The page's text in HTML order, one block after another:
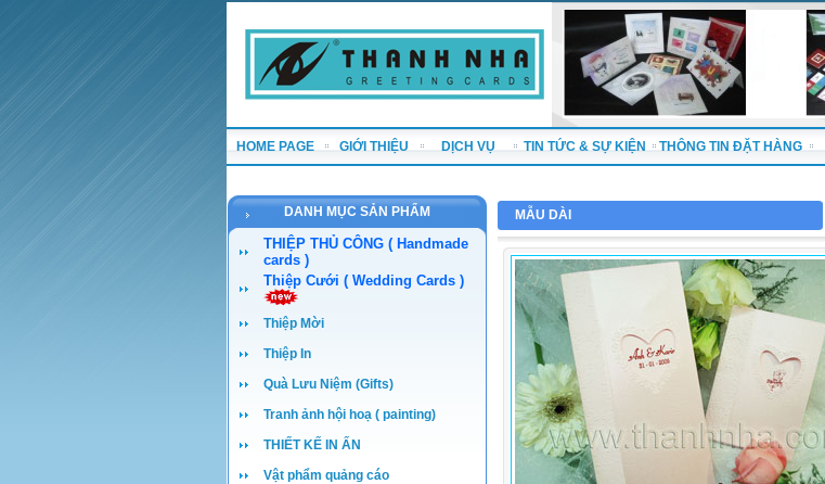
HOME PAGE GIỚI THIỆU DỊCH VỤ TIN TỨC & SỰ KIỆN THÔNG TIN ĐẶT HÀNG
DANH MỤC SẢN PHẨM
THIỆP THỦ CÔNG ( Handmade
cards )
Thiệp Cưới ( Wedding Cards )
Thiệp Mời
Thiệp In
Quà Lưu Niệm (Gifts)
Tranh ảnh hội hoạ ( painting)
THIẾT KẾ IN ẤN
Vật phẩm quảng cáo
MẪU DÀI